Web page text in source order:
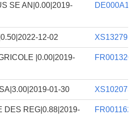
SE AN|0.00|2019-
12-02
|0.00|2019-
01-30
DES REG|0.88|2019-